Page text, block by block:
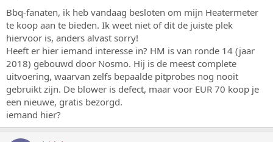
Bbq-fanaten, ik heb vandaag besloten om mijn Heatermeter
te koop aan te bieden. Ik weet niet of dit de juiste plek
hiervoor is, anders alvast sorry!
Heeft er hier iemand interesse in? HM is van ronde 14 (jaar
2018) gebouwd door Nosmo. Hij is de meest complete
uitvoering, waarvan zelfs bepaalde pitprobes nog nooit
gebruikt zijn. De blower is defect, maar voor EUR 70 koop je
een nieuwe, gratis bezorgd.
iemand hier?